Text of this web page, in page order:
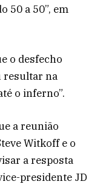
50 a 50”, em
o desfecho
resultar na
o inferno”.
a reunião
Witkoff e o
a resposta
presidente JD